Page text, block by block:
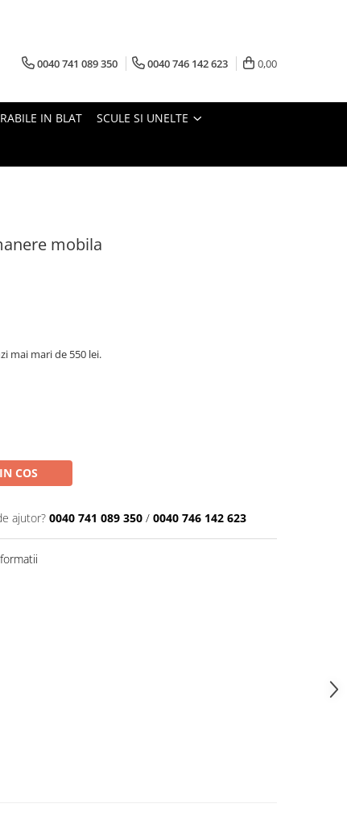
0040 741 089 350 0040 746 142 623 0,00
IN BLAT SCULE SI UNELTE
mobila
mai mari de 550 lei.
COS
ajutor? 0040 741 089 350 / 0040 746 142 623